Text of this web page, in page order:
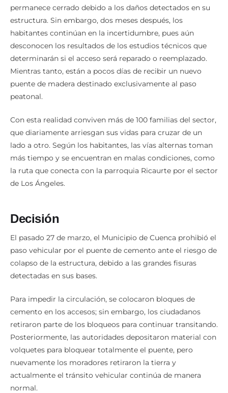
permanece cerrado debido a los daños detectados en su
estructura. Sin embargo, dos meses después, los
habitantes continúan en la incertidumbre, pues aún
desconocen los resultados de los estudios técnicos que
determinarán si el acceso será reparado o reemplazado.
Mientras tanto, están a pocos días de recibir un nuevo
puente de madera destinado exclusivamente al paso
peatonal.
Con esta realidad conviven más de 100 familias del sector,
que diariamente arriesgan sus vidas para cruzar de un
lado a otro. Según los habitantes, las vías alternas toman
más tiempo y se encuentran en malas condiciones, como
la ruta que conecta con la parroquia Ricaurte por el sector
de Los Ángeles.
Decisión
El pasado 27 de marzo, el Municipio de Cuenca prohibió el
paso vehicular por el puente de cemento ante el riesgo de
colapso de la estructura, debido a las grandes fisuras
detectadas en sus bases.
Para impedir la circulación, se colocaron bloques de
cemento en los accesos; sin embargo, los ciudadanos
retiraron parte de los bloqueos para continuar transitando.
Posteriormente, las autoridades depositaron material con
volquetes para bloquear totalmente el puente, pero
nuevamente los moradores retiraron la tierra y
actualmente el tránsito vehicular continúa de manera
normal.